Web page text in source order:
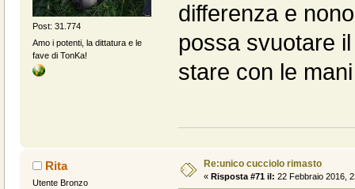
Post: 31.774
Amo i potenti, la dittatura e le
fave di TonKa!
differenza e
possa svuotare
stare con le
Rita
Utente Bronzo
Re:unico cucciolo rimasto
« Risposta #71 il: 22 Febbraio 2016,